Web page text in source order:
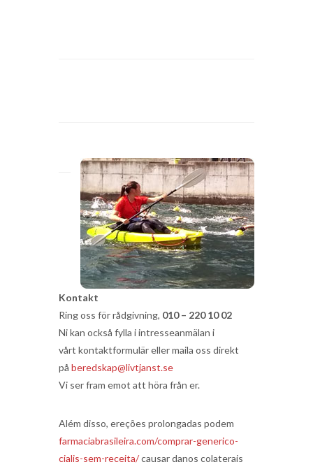
Kontakt
Ring oss för rådgivning, 010 – 220 10 02
Ni kan också fylla i intresseanmälan i
vårt kontaktformulär eller maila oss direkt
på beredskap@livtjanst.se
Vi ser fram emot att höra från er.
Além disso, ereções prolongadas podem
farmaciabrasileira.com/comprar-generico-
cialis-sem-receita/causar danos colaterais